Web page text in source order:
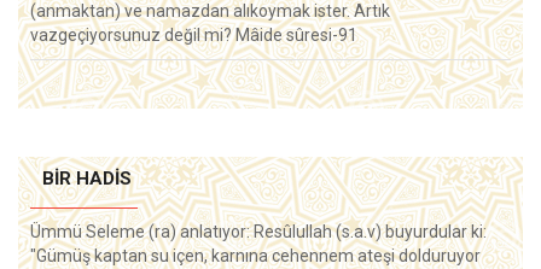
(anmaktan) ve namazdan alıkoymak ister. Artık
vazgeçiyorsunuz değil mi? Mâide sûresi-91
BIR HADIS
Ümmü Seleme (ra) anlatıyor: Resûlullah (s.a.v) buyurdular ki:
"Gümüş kaptan su içen, karnına cehennem ateşi dolduruyor